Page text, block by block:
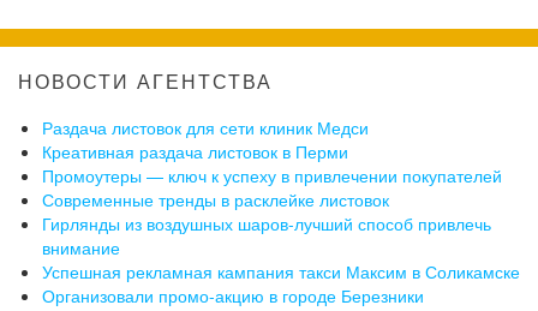
НОВОСТИ АГЕНТСТВА
Раздача листовок для сети клиник Медси
Креативная раздача листовок в Перми
Промоутеры — ключ к успеху в привлечении покупателей
Современные тренды в расклейке листовок
Гирлянды из воздушных шаров-лучший способ привлечь
внимание
Успешная рекламная кампания такси Максим в Соликамске
Организовали промо-акцию в городе Березники